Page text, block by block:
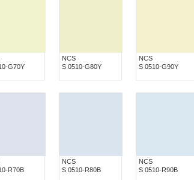
G70Y
NCS
S 0510-G80Y
NCS
S 0510-G90Y
R70B
NCS
S 0510-R80B
NCS
S 0510-R90B